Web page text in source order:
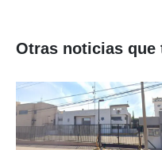
Otras noticias que